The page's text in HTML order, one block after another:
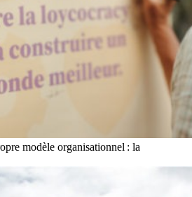
modèle organisationnel : la